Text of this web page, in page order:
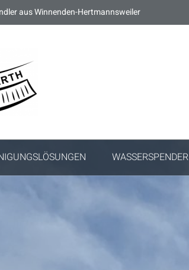
aus Winnenden-Hertmannsweiler
WASSERSPENDER